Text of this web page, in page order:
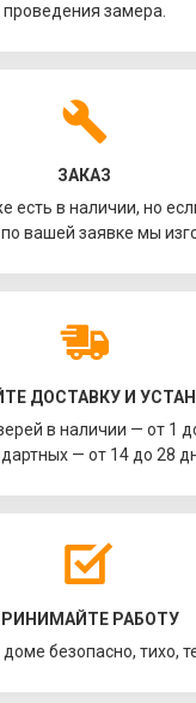
проведения замера.
ЗАКАЗ
есть в наличии, но
вашей заявке мы
ДОСТАВКУ И
в наличии — от 1
— от 14 до 28
РАБОТУ
безопасно, тихо,